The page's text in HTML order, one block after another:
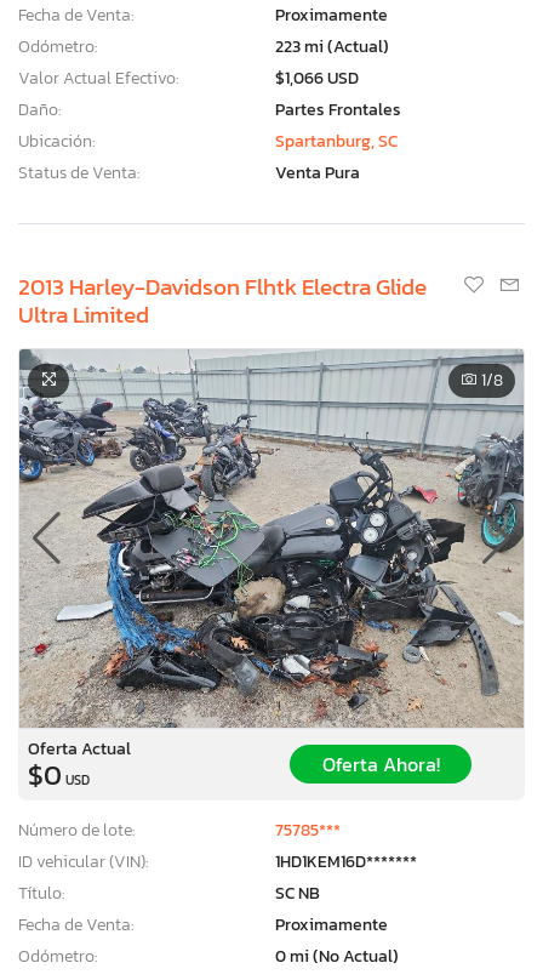
Fecha de Venta:
Proximamente
Odómetro:
223 mi (Actual)
Valor Actual Efectivo:
$1,066 USD
Daño:
Partes Frontales
Ubicación:
Spartanburg, SC
Status de Venta:
Venta Pura
2013 Harley-Davidson Flhtk Electra Glide
Ultra Limited
1/8
Oferta Actual
$0 USD
Oferta Ahora!
Número de lote:
75785***
ID vehicular (VIN):
1HD1KEM16D*******
Título:
SC NB
Fecha de Venta:
Proximamente
Odómetro:
0 mi (No Actual)